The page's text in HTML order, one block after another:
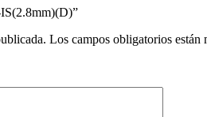
Los campos obligatorios están